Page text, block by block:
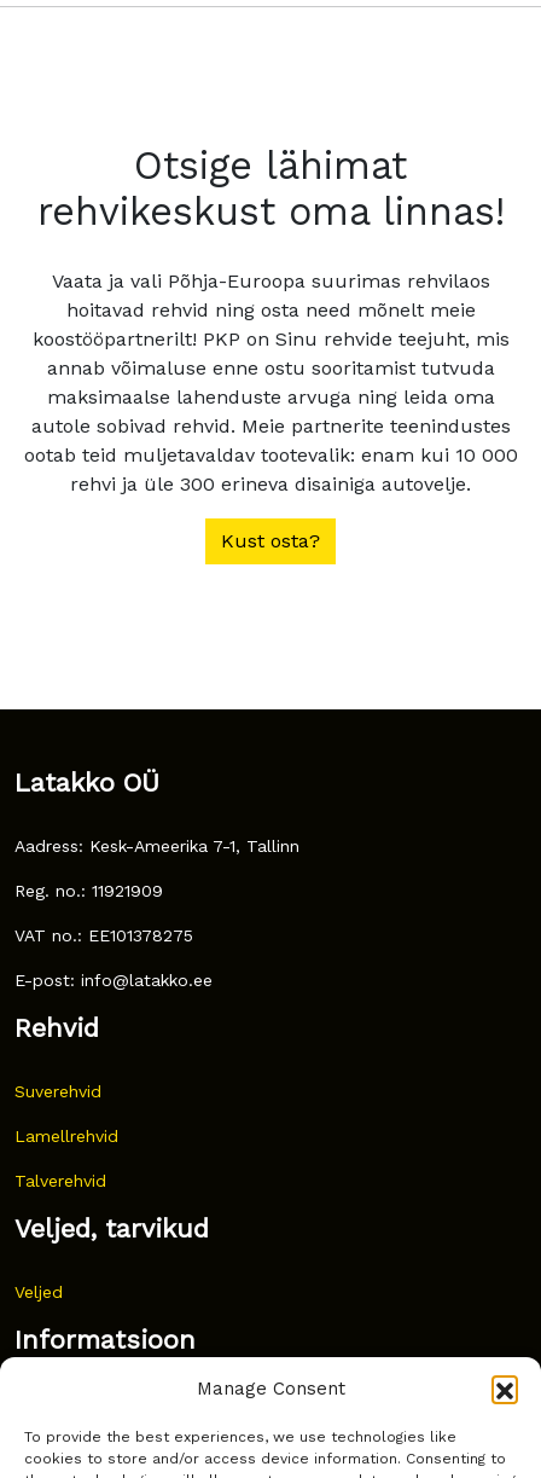
Manage Consent
To provide the best experiences, we use technologies like
cookies to store and/or access device information. Consenting to
Otsige lähimat
rehvikeskust oma linnas!
Vaata ja vali Põhja-Euroopa suurimas rehvilaos
hoitavad rehvid ning osta need mõnelt meie
koostööpartnerilt! PKP on Sinu rehvide teejuht, mis
annab võimaluse enne ostu sooritamist tutvuda
maksimaalse lahenduste arvuga ning leida oma
autole sobivad rehvid. Meie partnerite teenindustes
ootab teid muljetavaldav tootevalik: enam kui 10 000
rehvi ja üle 300 erineva disainiga autovelje.
Kust osta?
Latakko OÜ
Aadress: Kesk-Ameerika 7-1, Tallinn
Reg. no.: 11921909
VAT no.: EE101378275
E-post: info@latakko.ee
Rehvid
Suverehvid
Lamellrehvid
Talverehvid
Veljed, tarvikud
Veljed
Informatsioon
Korduma kippuvad küsimused